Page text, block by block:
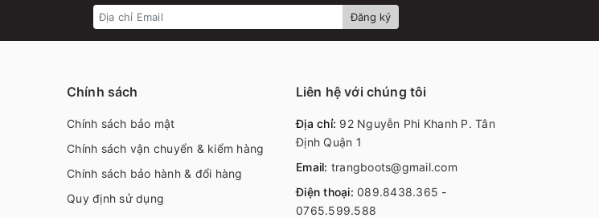
Đăng ký
Chính sách
Chính sách bảo mật
Chính sách vận chuyển & kiểm hàng
Chính sách bảo hành & đổi hàng
Quy định sử dụng
Liên hệ với chúng tôi
Địa chỉ: 92 Nguyễn Phi Khanh P. Tân
Định Quận 1
Email: trangboots@gmail.com
Điện thoại: 089.8438.365 -
0765.599.588